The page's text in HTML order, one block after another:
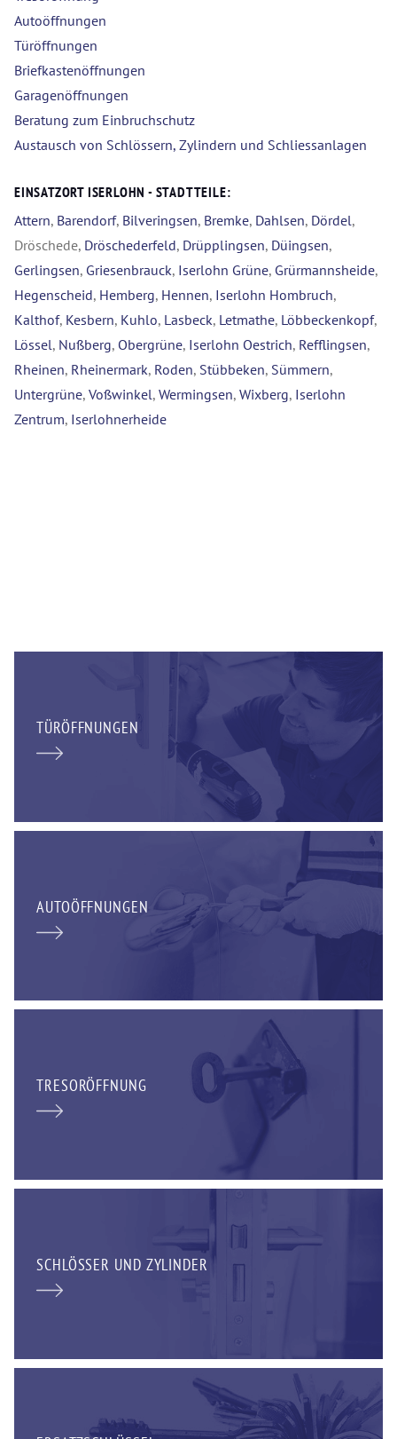
Autoöffnungen
Türöffnungen
Briefkastenöffnungen
Garagenöffnungen
Beratung zum Einbruchschutz
Austausch von Schlössern, Zylindern und Schliessanlagen
EINSATZORT ISERLOHN - STADTTEILE:
Attern, Barendorf, Bilveringsen, Bremke, Dahlsen, Dördel,
Dröschede, Dröschederfeld, Drüpplingsen, Düingsen,
Gerlingsen, Griesenbrauck, Iserlohn Grüne, Grürmannsheide,
Hegenscheid, Hemberg, Hennen, Iserlohn Hombruch,
Kalthof, Kesbern, Kuhlo, Lasbeck, Letmathe, Löbbeckenkopf,
Lössel, Nußberg, Obergrüne, Iserlohn Oestrich, Refflingsen,
Rheinen, Rheinermark, Roden, Stübbeken, Sümmern,
Untergrüne, Voßwinkel, Wermingsen, Wixberg, Iserlohn
Zentrum, Iserlohnerheide
TÜRÖFFNUNGEN
AUTOÖFFNUNGEN
TRESORÖFFNUNG
SCHLÖSSER UND ZYLINDER